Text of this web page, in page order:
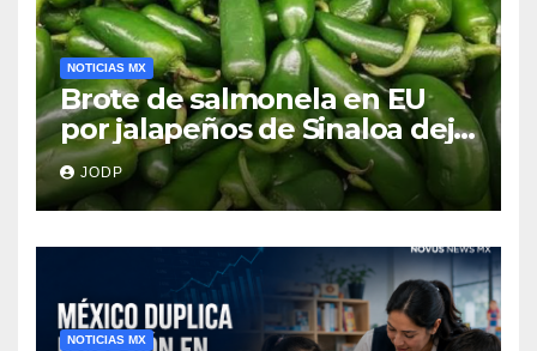
NOTICIAS MX
Brote de salmonela en EU
por jalapeños de Sinaloa deja
345 enfermos y 36
hospitalizados
JODP
NOTICIAS MX